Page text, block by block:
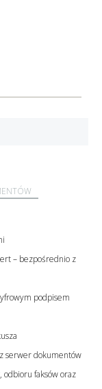
– bezpośrednio z
podpisem
serwer dokumentów
faksów oraz